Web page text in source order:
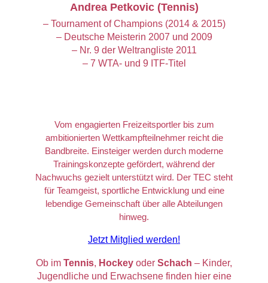
Andrea Petkovic (Tennis)
– Tournament of Champions (2014 & 2015)
– Deutsche Meisterin 2007 und 2009
– Nr. 9 der Weltrangliste 2011
– 7 WTA- und 9 ITF-Titel
Vom engagierten Freizeitsportler bis zum
ambitionierten Wettkampfteilnehmer reicht die
Bandbreite. Einsteiger werden durch moderne
Trainingskonzepte gefördert, während der
Nachwuchs gezielt unterstützt wird. Der TEC steht
für Teamgeist, sportliche Entwicklung und eine
lebendige Gemeinschaft über alle Abteilungen
hinweg.
Jetzt Mitglied werden!
Ob im Tennis, Hockey oder Schach – Kinder,
Jugendliche und Erwachsene finden hier eine